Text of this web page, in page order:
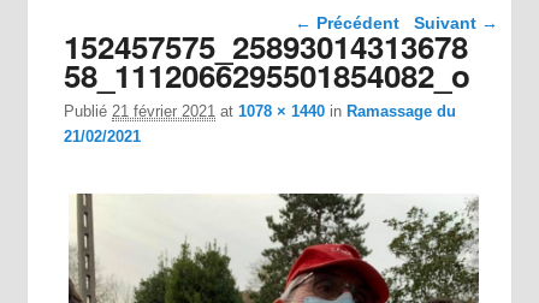
Navigation dans les
images
← Précédent Suivant →
152457575_25893014313678
58_1112066295501854082_o
Publié21 février 2021 at1078 × 1440 in Ramassage du
21/02/2021